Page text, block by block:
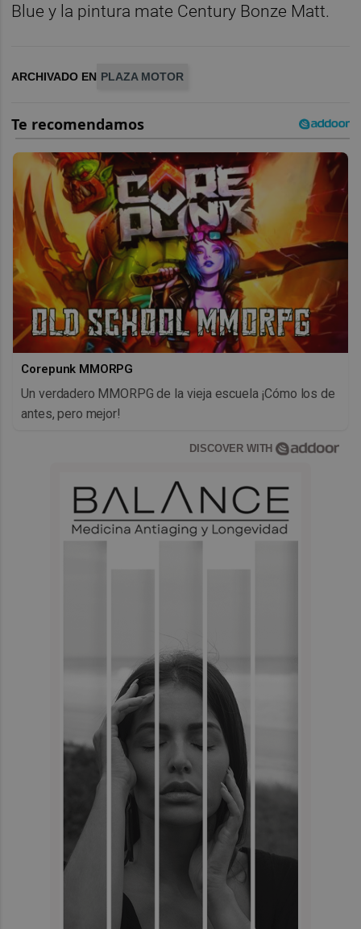
Blue y la pintura mate Century Bonze Matt.
ARCHIVADO EN PLAZA MOTOR
Corepunk MMORPG
Un verdadero MMORPG de la vieja escuela ¡Cómo los de
antes, pero mejor!
DISCOVER WITH